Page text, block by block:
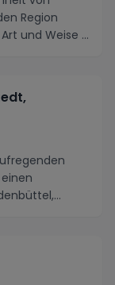
Region
und Weise –